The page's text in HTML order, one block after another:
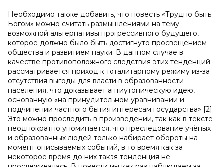
Необходимо также добавить, что повесть «Трудно быть
Богом» можно считать размышлениями на тему
возможной альтернативы прогрессивного будущего,
которое должно было быть достигнуто просвещением
общества и развитием науки. В данном случае в
качестве противоположного следствия этих тенденций
рассматривается приход к тоталитарному режиму из-за
отсутствия выгоды для власти в образованности
населения, что доказывает антиутопическую идею,
основанную «на принудительном уравнивании и
подчинении частного бытия интересам государства» [2].
Это можно проследить в произведении, так как в тексте
неоднократно упоминается, что преследование учёных
и образованных людей только набирает обороты на
момент описываемых событий, в то время как за
некоторое время до них такая тенденция не